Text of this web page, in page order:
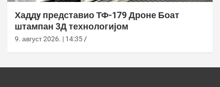
Хаддy представио ТФ-179 Дроне Боат
штампан 3Д технологијом
9. август 2026. | 14:35